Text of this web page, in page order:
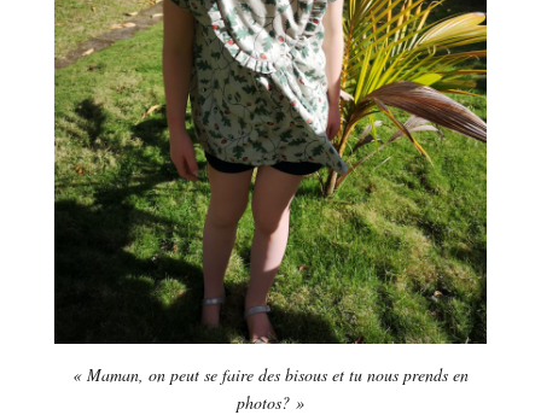
« Maman, on peut se faire des bisous et tu nous prends en
photos? »